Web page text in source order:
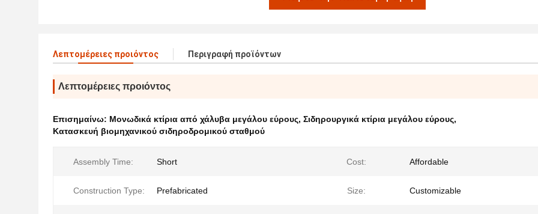
Λεπτομέρειες προιόντος Περιγραφή προϊόντων
Λεπτομέρειες προιόντος
Επισημαίνω: Μονωδικά κτίρια από χάλυβα μεγάλου εύρους, Σιδηρουργικά κτίρια μεγάλου εύρους,
Κατασκευή βιομηχανικού σιδηροδρομικού σταθμού
Assembly Time: Short Cost: Affordable
Construction Type: Prefabricated Size: Customizable